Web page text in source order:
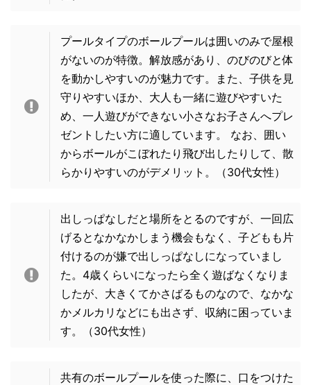
プールタイプのボールプールは囲いのみで屋根
がないのが特徴。解放感があり、のびのびと体
を動かしやすいのが魅力です。また、子供を見
守りやすいほか、大人も一緒に遊びやすいた
め、一人遊びができない小さなお子さんへプレ
ゼントしたい方に適しています。 なお、囲い
からボールがこぼれたり飛び出したりして、散
らかりやすいのがデメリット。
（30代女性）
出しっぱなしだと場所をとるのですが、一回広
げるとなかなかしまう機会もなく、子どもも片
付けるのが嫌で出しっぱなしになっていまし
た。4歳くらいになったら全く遊ばなくなりま
したが、大きくてかさばるものなので、なかな
かメルカリなどにも出さず、収納に困っていま
す。
（30代女性）
共有のボールプールを使った際に、口をつけた